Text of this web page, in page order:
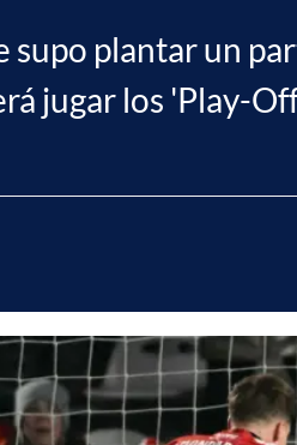
supo plantar un
jugar los 'Play-